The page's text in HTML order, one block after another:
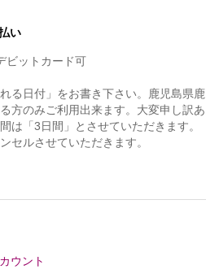
い
ビットカード可
る日付」をお書き下さい。鹿児島県鹿
方のみご利用出来ます。大変申し訳あ
は「3日間」とさせていただきます。
セルさせていただきます。
ウント